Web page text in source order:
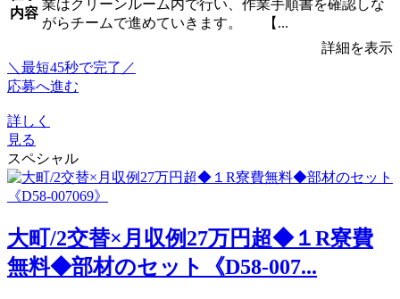
内容
業はクリーンルーム内で行い、作業手順書を確認しな
がらチームで進めていきます。 【...
詳細を表示
＼最短45秒で完了／
応募へ進む
詳しく
見る
スペシャル
大町/2交替×月収例27万円超◆１R寮費
無料◆部材のセット《D58-007...